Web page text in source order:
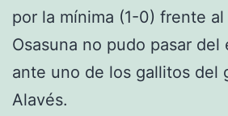
por la mínima (1-0) frente
Osasuna no pudo pasar del
ante uno de los gallitos del
Alavés.